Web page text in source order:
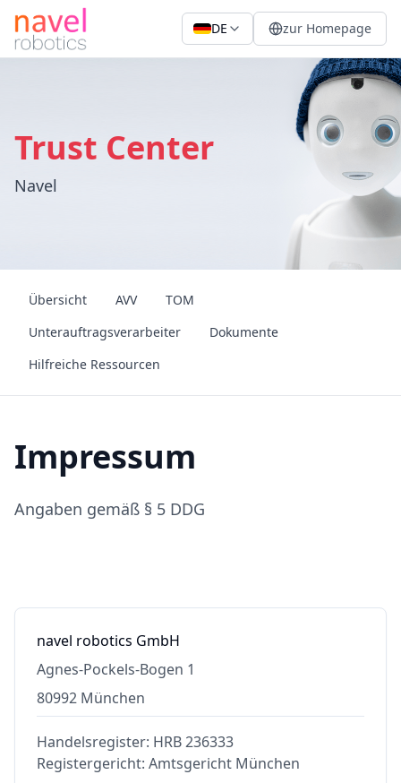
DE zur Homepage
Trust Center
Navel
Übersicht AVV
TOM
Unterauftragsverarbeiter
Dokumente
Hilfreiche Ressourcen
Impressum
Angaben gemäß § 5 DDG
navel robotics GmbH
Agnes-Pockels-Bogen 1
80992 München
Handelsregister: HRB 236333
Registergericht: Amtsgericht München